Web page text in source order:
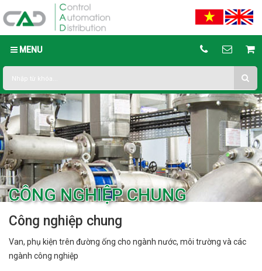
MENU
CÔNG NGHIỆP CHUNG
Công nghiệp chung
Van, phụ kiện trên đường ống cho ngành nước, môi trường và các
ngành công nghiệp